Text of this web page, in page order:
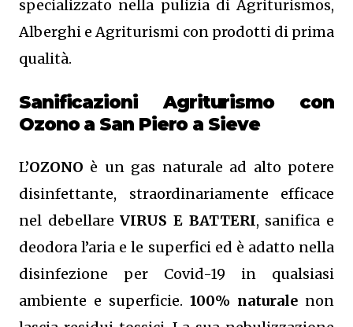
specializzato nella pulizia di Agriturismos,
Alberghi e Agriturismi con prodotti di prima
qualità.
Sanificazioni Agriturismo con
Ozonoa San Piero a Sieve
L’OZONO è un gas naturale ad alto potere
disinfettante, straordinariamente efficace
nel debellareVIRUS E BATTERI, sanifica e
deodora l’aria e le superfici ed è adatto nella
disinfezione per Covid-19 in qualsiasi
ambiente e superficie. 100% naturale non